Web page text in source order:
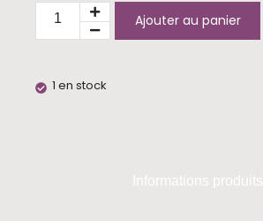
Ajouter au panier
1 en stock
Informations produits